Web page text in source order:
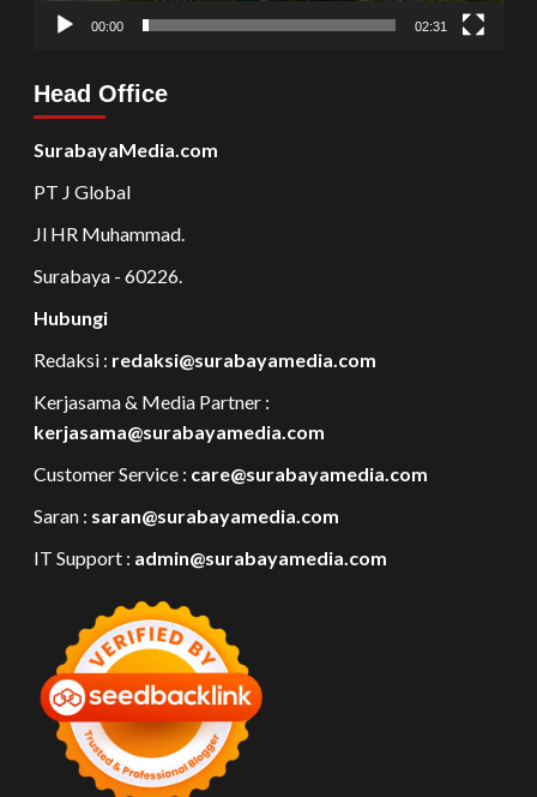
00:00 02:31
Head Office
SurabayaMedia.com
PT J Global
Jl HR Muhammad.
Surabaya - 60226.
Hubungi
Redaksi : redaksi@surabayamedia.com
Kerjasama & Media Partner :
kerjasama@surabayamedia.com
Customer Service : care@surabayamedia.com
Saran : saran@surabayamedia.com
IT Support : admin@surabayamedia.com